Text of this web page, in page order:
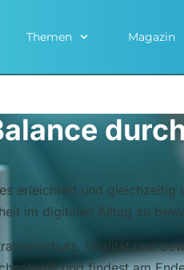
Themen Magazin
erleichtert und gleichzeitig
im digitalen Alltag zu
Vitalität und